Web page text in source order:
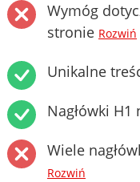
Wymóg
stronie Rozwiń
Unikalne
Nagłówki
Wiele
Rozwiń